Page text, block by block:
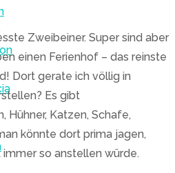
Zweibeiner. Super sind aber
einen Ferienhof – das reinste
Dort gerate ich völlig in
Es gibt
Hühner, Katzen, Schafe,
könnte dort prima jagen,
so anstellen würde.